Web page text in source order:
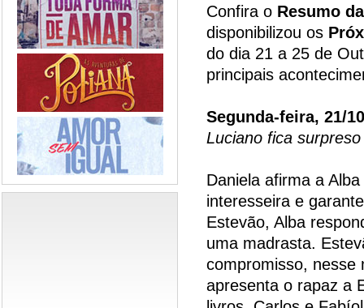
Confira o Resumo
disponibilizou os
do dia 21 a 25 de
principais
Segunda-feira, 21/
Luciano fica
Daniela afirma a
interesseira e
Estevão, Alba
uma madrasta.
compromisso, nesse
apresenta o rapaz a